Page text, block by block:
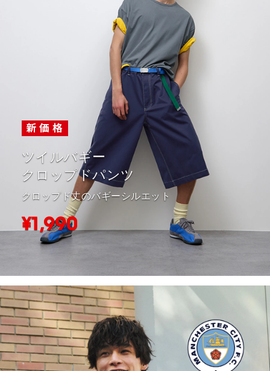
ツイルバギー
クロップドパンツ
クロップド丈のバギーシルエット
¥1,990